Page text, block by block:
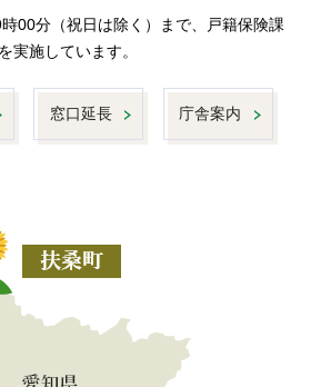
00分（祝日は除く）まで、戸籍保険課
実施しています。
窓口延長 庁舎案内